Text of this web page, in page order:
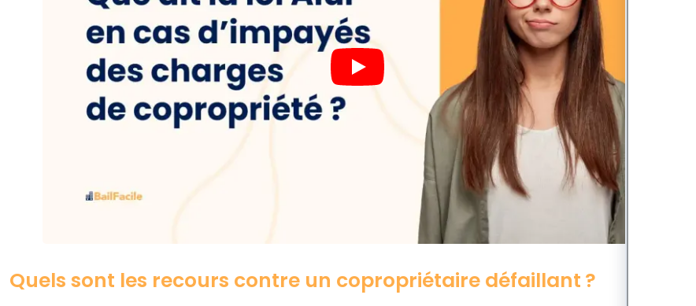
Quels sont les recours contre un copropriétaire défaillant ?